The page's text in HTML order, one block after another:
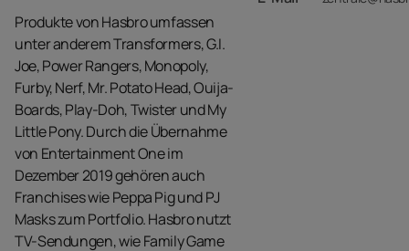
Produkte von Hasbro umfassen
unter anderem Transformers, G.I.
Joe, Power Rangers, Monopoly,
Furby, Nerf, Mr. Potato Head, Ouija-
Boards, Play-Doh, Twister und My
Little Pony. Durch die Übernahme
von Entertainment One im
Dezember 2019 gehören auch
Franchises wie Peppa Pig und PJ
Masks zum Portfolio. Hasbro nutzt
TV-Sendungen, wie Family Game